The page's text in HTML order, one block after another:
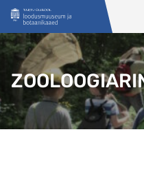
Liigu edasi põhisisu juurde